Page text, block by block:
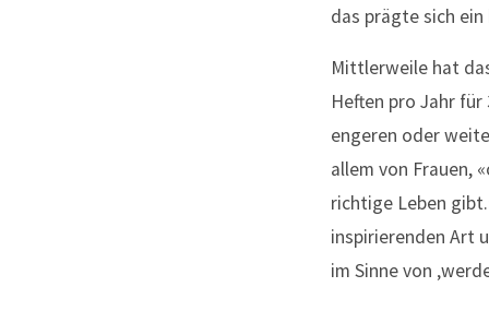
das prägte sich ein
Mittlerweile hat
Heften pro Jahr für
engeren oder
allem von Frauen,
richtige Leben
inspirierenden Art
im Sinne von